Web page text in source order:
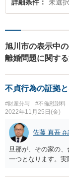
詳細条件 未選択
旭川市の表示中
離婚問題に関す
不貞行為の証拠
#財産分与 #不倫慰謝料
2022年11月25日(金)
佐藤 真吾 弁
旦那が、その家の
一つとなります。